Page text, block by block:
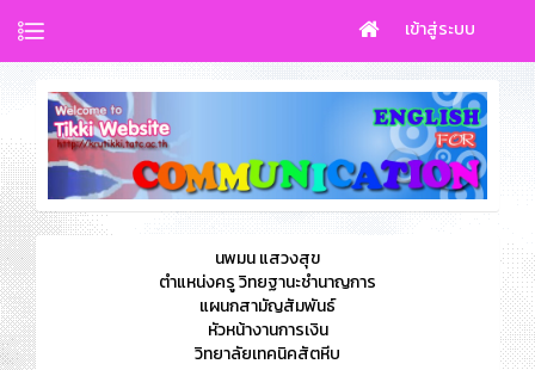
เข้าสู่ระบบ
นพมน แสวงสุข
ตำแหน่งครู วิทยฐานะชำนาญการ
แผนกสามัญสัมพันธ์
หัวหน้างานการเงิน
วิทยาลัยเทคนิคสัตหีบ